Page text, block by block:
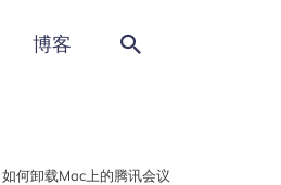
博客
搜
如何卸载Mac上的腾讯会议